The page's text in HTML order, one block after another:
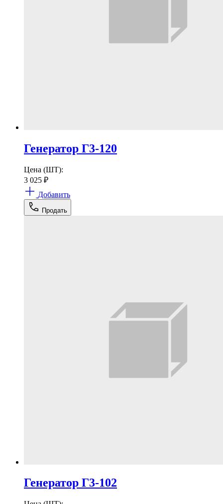
Генератор Г3-120
Цена (ШТ):
3 025 ₽
Добавить
Продать
Генератор Г3-102